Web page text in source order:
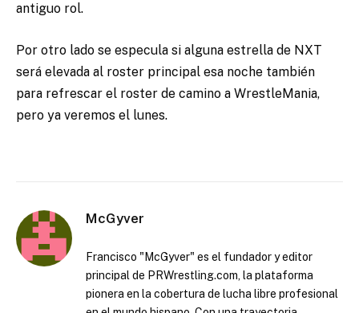
antiguo rol.
Por otro lado se especula si alguna estrella de NXT
será elevada al roster principal esa noche también
para refrescar el roster de camino a WrestleMania,
pero ya veremos el lunes.
McGyver
Francisco "McGyver" es el fundador y editor
principal de PRWrestling.com, la plataforma
pionera en la cobertura de lucha libre profesional